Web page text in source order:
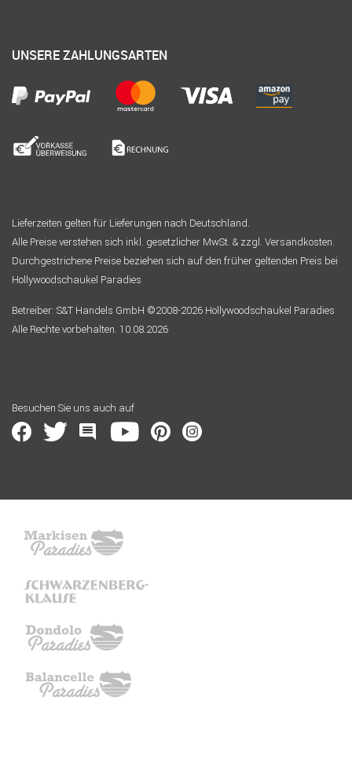
UNSERE ZAHLUNGSARTEN
Lieferzeiten gelten für Lieferungen nach Deutschland.
Alle Preise verstehen sich inkl. gesetzlicher MwSt. & zzgl. Versandkosten.
Durchgestrichene Preise beziehen sich auf den früher geltenden Preis bei
Hollywoodschaukel Paradies
Betreiber: S&T Handels GmbH ©2008-2026 Hollywoodschaukel Paradies
Alle Rechte vorbehalten. 10.08.2026
Besuchen Sie uns auch auf